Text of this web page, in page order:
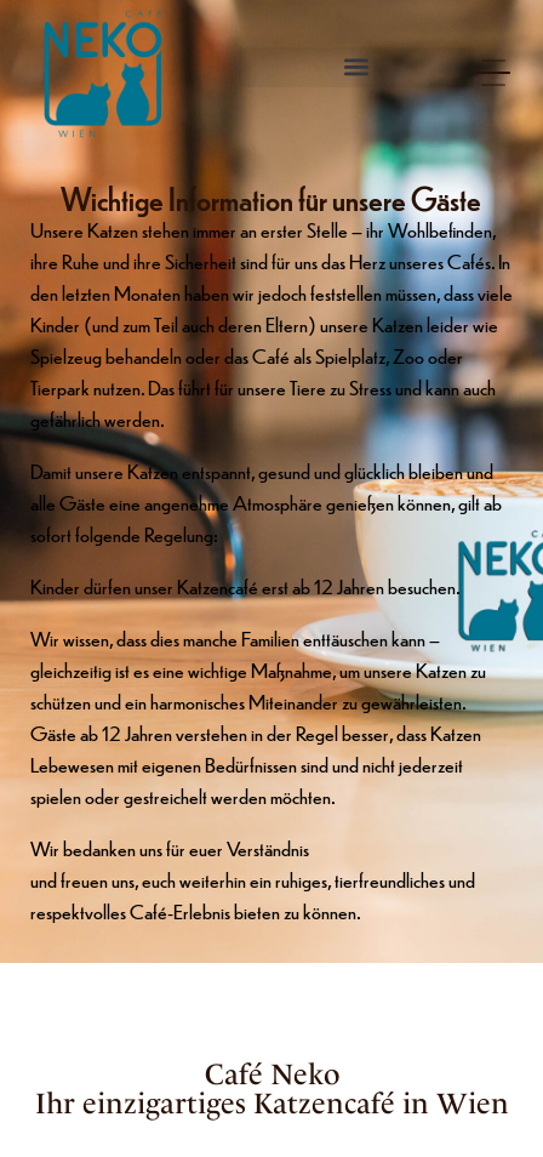
Wichtige Information für unsere Gäste
Unsere Katzen stehen immer an erster Stelle – ihr Wohlbefinden,
ihre Ruhe und ihre Sicherheit sind für uns das Herz unseres Cafés. In
den letzten Monaten haben wir jedoch feststellen müssen, dass viele
Kinder (und zum Teil auch deren Eltern) unsere Katzen leider wie
Spielzeug behandeln oder das Café als Spielplatz, Zoo oder
Tierpark nutzen. Das führt für unsere Tiere zu Stress und kann auch
gefährlich werden.
Damit unsere Katzen entspannt, gesund und glücklich bleiben und
alle Gäste eine angenehme Atmosphäre genießen können, gilt ab
sofort folgende Regelung:
Kinder dürfen unser Katzencafé erst ab 12 Jahren besuchen.
Wir wissen, dass dies manche Familien enttäuschen kann –
gleichzeitig ist es eine wichtige Maßnahme, um unsere Katzen zu
schützen und ein harmonisches Miteinander zu gewährleisten.
Gäste ab 12 Jahren verstehen in der Regel besser, dass Katzen
Lebewesen mit eigenen Bedürfnissen sind und nicht jederzeit
spielen oder gestreichelt werden möchten.
Wir bedanken uns für euer Verständnis
und freuen uns, euch weiterhin ein ruhiges, tierfreundliches und
respektvolles Café-Erlebnis bieten zu können.
Café Neko
Ihr einzigartiges Katzencafé in Wien